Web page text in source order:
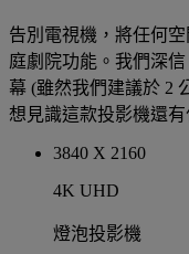
告別電視機，將任何
庭劇院功能。我們深
幕 (雖然我們建議於 2
想見識這款投影機還有
3840 X 2160
4K UHD
燈泡投影機